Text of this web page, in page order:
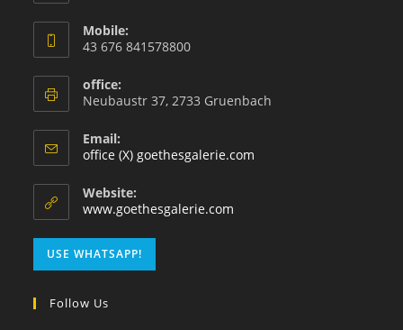
Mobile:
43 676 841578800
office:
Neubaustr 37, 2733 Gruenbach
Email:
office (X) goethesgalerie.com
Website:
www.goethesgalerie.com
USE WHATSAPP!
Follow Us